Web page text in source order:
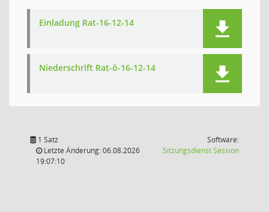
Einladung Rat-16-12-14
Niederschrift Rat-ö-16-12-14
1 Satz
Letzte Änderung: 06.08.2026
19:07:10
Software:
SitzungsdienstSession(Wird in